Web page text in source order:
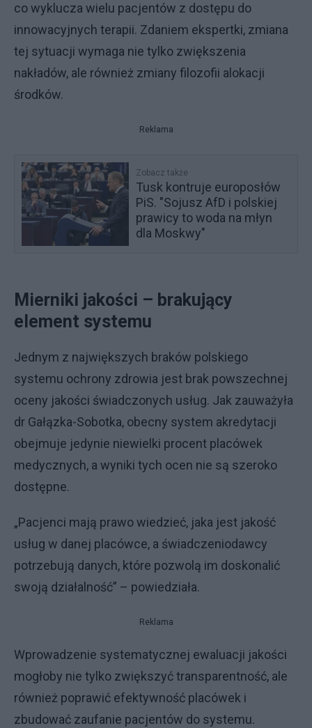
co wyklucza wielu pacjentów z dostępu do
innowacyjnych terapii. Zdaniem ekspertki, zmiana
tej sytuacji wymaga nie tylko zwiększenia
nakładów, ale również zmiany filozofii alokacji
środków.
Reklama
Zobacz także
Tusk kontruje europosłów
PiS. "Sojusz AfD i polskiej
prawicy to woda na młyn
dla Moskwy"
Mierniki jakości – brakujący
element systemu
Jednym z największych braków polskiego
systemu ochrony zdrowia jest brak powszechnej
oceny jakości świadczonych usług. Jak zauważyła
dr Gałązka-Sobotka, obecny system akredytacji
obejmuje jedynie niewielki procent placówek
medycznych, a wyniki tych ocen nie są szeroko
dostępne.
„Pacjenci mają prawo wiedzieć, jaka jest jakość
usług w danej placówce, a świadczeniodawcy
potrzebują danych, które pozwolą im doskonalić
swoją działalność” – powiedziała.
Reklama
Wprowadzenie systematycznej ewaluacji jakości
mogłoby nie tylko zwiększyć transparentność, ale
również poprawić efektywność placówek i
zbudować zaufanie pacjentów do systemu.